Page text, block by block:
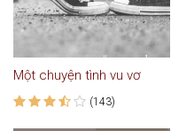
Một chuyện tình vu vơ
(143)